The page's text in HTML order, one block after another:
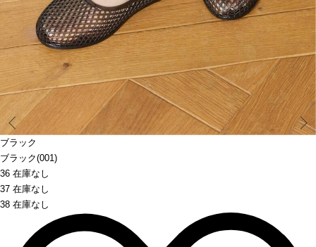
ブラック
ブラック(001)
36 在庫なし
37 在庫なし
38 在庫なし
Prev